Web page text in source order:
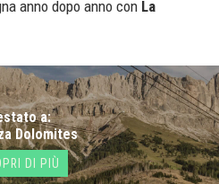
anno dopo anno con La
a:
Dolomites
DI PIÙ